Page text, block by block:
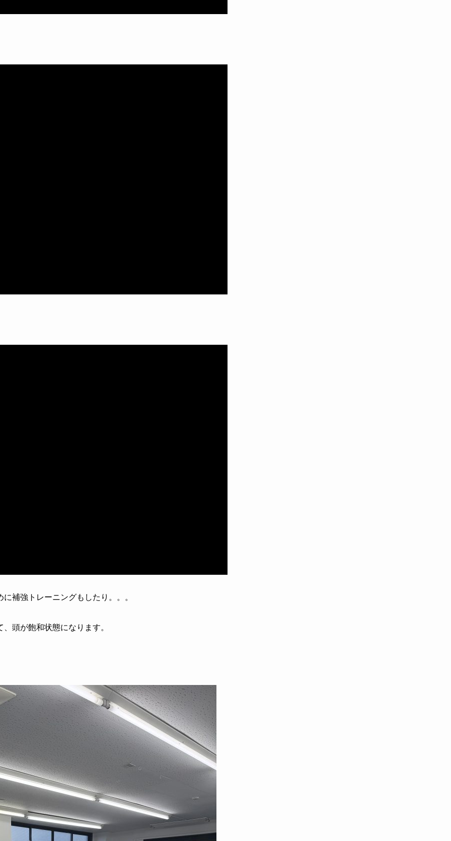
補強トレーニングもしたり。。。
頭が飽和状態になります。